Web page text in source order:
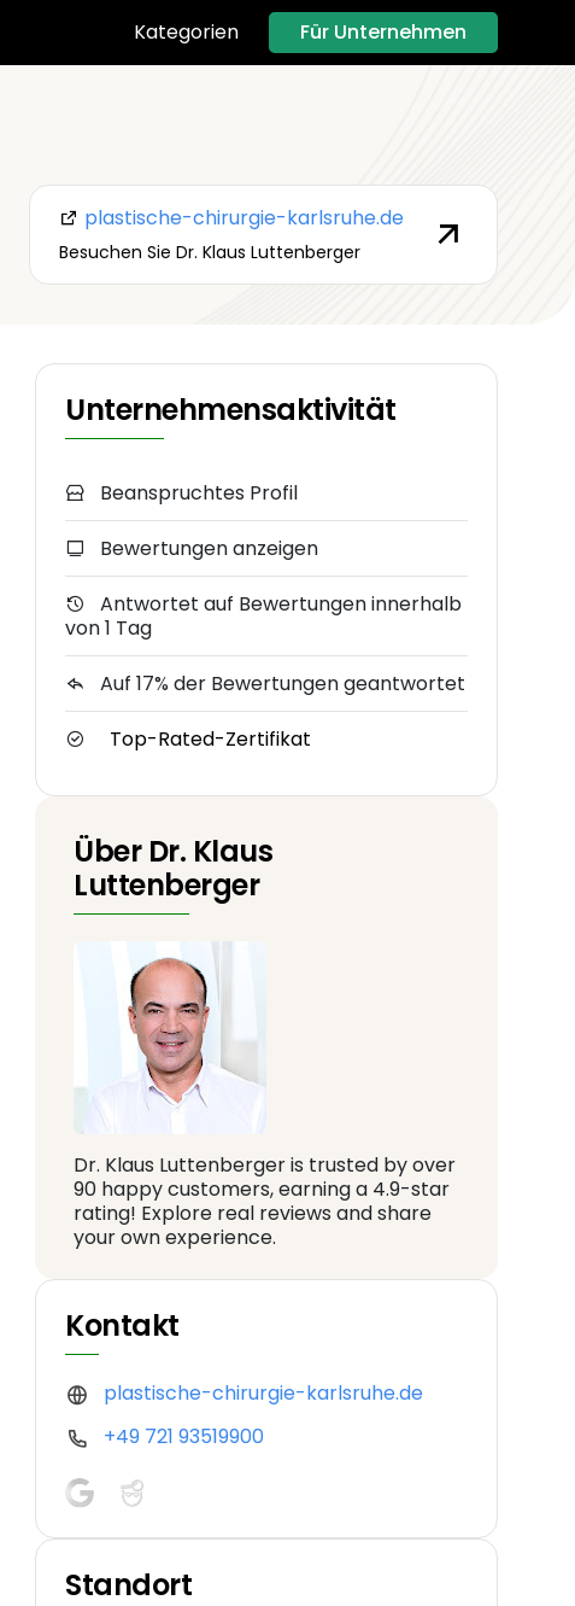
Kategorien Für Unternehmen
plastische-chirurgie-karlsruhe.de
Besuchen Sie Dr. Klaus Luttenberger
Unternehmensaktivität
Beanspruchtes Profil
Bewertungen anzeigen
Antwortet auf Bewertungen innerhalb
von 1 Tag
Auf 17% der Bewertungen geantwortet
Top-Rated-Zertifikat
Über Dr. Klaus
Luttenberger
Dr. Klaus Luttenberger is trusted by over
90 happy customers, earning a 4.9-star
rating! Explore real reviews and share
your own experience.
Kontakt
plastische-chirurgie-karlsruhe.de
+49 721 93519900
Standort